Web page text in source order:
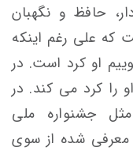
حافظ و نگهبان
علی رغم اینکه
او کرد است. در
کرد می کند. در
جشنواره ملی
معرفی شده از سوی